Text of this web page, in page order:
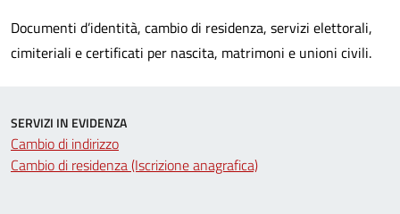
Documenti d’identità, cambio di residenza, servizi elettorali,
cimiteriali e certificati per nascita, matrimoni e unioni civili.
SERVIZI IN EVIDENZA
Cambio di indirizzo
Cambio di residenza (Iscrizione anagrafica)